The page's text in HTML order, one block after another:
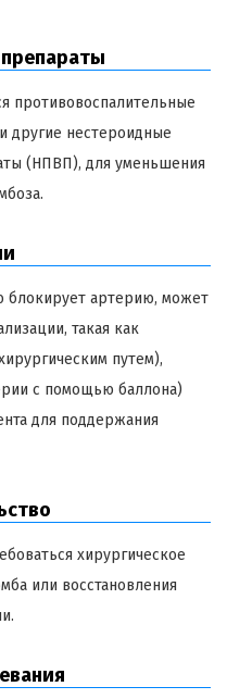
противовоспалительные
другие нестероидные
(НПВП), для уменьшения
блокирует артерию, может
такая как
путем),
с помощью баллона)
для поддержания
хирургическое
или восстановления